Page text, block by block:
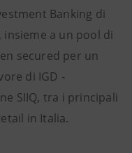
Banking di
a un pool di
secured per un
di IGD -
SIIQ, tra i principali
in Italia.